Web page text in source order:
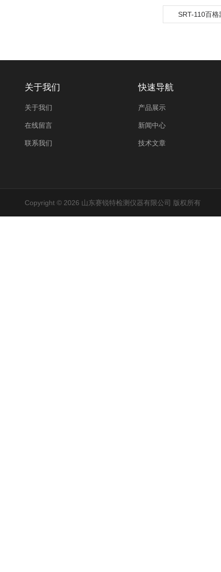
SRT-110百
关于我们
关于我们
在线留言
联系我们
快速导航
产品展示
新闻中心
技术文章
Copyright © 2026 山东赛锐特检测仪器有限公司 版权所有